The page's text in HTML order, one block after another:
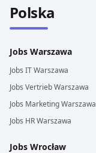
Polska
Jobs Warszawa
Jobs ITWarszawa
Jobs VertriebWarszawa
Jobs MarketingWarszawa
Jobs HRWarszawa
Jobs Wrocław